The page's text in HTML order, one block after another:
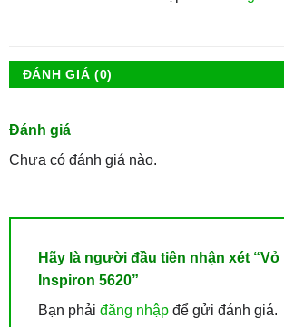
ĐÁNH GIÁ (0)
Đánh giá
Chưa có đánh giá nào.
Hãy là người đầu tiên nhận xét “Vỏ
Inspiron 5620”
Bạn phải đăng nhậpđể gửi đánh giá.